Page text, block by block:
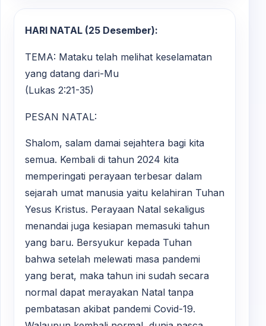
HARI NATAL (25 Desember):
TEMA: Mataku telah melihat keselamatan
yang datang dari-Mu
(Lukas 2:21-35)
PESAN NATAL:
Shalom, salam damai sejahtera bagi kita
semua. Kembali di tahun 2024 kita
memperingati perayaan terbesar dalam
sejarah umat manusia yaitu kelahiran Tuhan
Yesus Kristus. Perayaan Natal sekaligus
menandai juga kesiapan memasuki tahun
yang baru. Bersyukur kepada Tuhan
bahwa setelah melewati masa pandemi
yang berat, maka tahun ini sudah secara
normal dapat merayakan Natal tanpa
pembatasan akibat pandemi Covid-19.